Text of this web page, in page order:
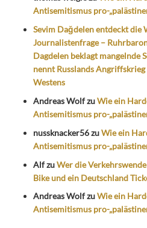
Antisemitismus pro-
Sevim Dağdelen entdeckt die
Journalistenfrage –
Dagdelen beklagt mangelnde
nennt Russlands
Westens
Andreas WolfzuWie ein
Antisemitismus pro-
nussknacker56zuWie ein
Antisemitismus pro-
AlfzuWer die
Bike und ein Deutschland
Andreas WolfzuWie ein
Antisemitismus pro-